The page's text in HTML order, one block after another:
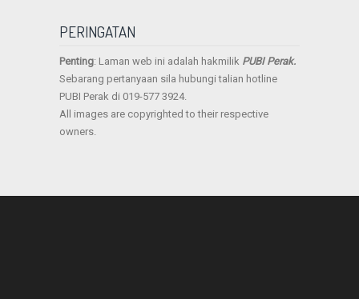
PERINGATAN
Penting: Laman web ini adalah hakmilik PUBI Perak.
Sebarang pertanyaan sila hubungi talian hotline
PUBI Perak di 019-577 3924.
All images are copyrighted to their respective
owners.